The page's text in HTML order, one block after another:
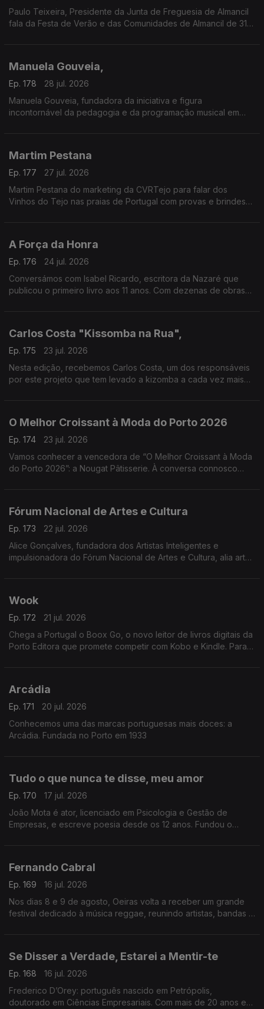
Paulo Teixeira, Presidente da Junta de Freguesia de Almancil
fala da Festa de Verão e das Comunidades de Almancil de 31
A entrada é gratuita e as portas abrem todos os dias às 18h00.
Manuela Gouveia,
Ep. 178
28 jul. 2026
Manuela Gouveia, fundadora da iniciativa e figura
incontornável da pedagogia e da programação musical em
referência nacional e internacional na formação e
apresentação pianística.
Martim Pestana
Ep. 177
27 jul. 2026
Martim Pestana do marketing da CVRTejo para falar dos
Vinhos do Tejo nas praias de Portugal com provas e brindes
A Força da Honra
Ep. 176
24 jul. 2026
Conversámos com Isabel Ricardo, escritora da Nazaré que
publicou o primeiro livro aos 11 anos. Com dezenas de obras
Carlos Costa "Kissomba na Rua",
Ep. 175
23 jul. 2026
Nesta edição, recebemos Carlos Costa, um dos responsáveis
por este projeto que tem levado a kizomba a cada vez mais
O Melhor Croissant à Moda do Porto 2026
Ep. 174
23 jul. 2026
Vamos conhecer a vencedora de “O Melhor Croissant à Moda
do Porto 2026”: a Nougat Pâtisserie. À conversa connosco
Fórum Nacional de Artes e Cultura
Ep. 173
22 jul. 2026
Alice Gonçalves, fundadora dos Artistas Inteligentes e
impulsionadora do Fórum Nacional de Artes e Cultura, alia arte,
Wook
Ep. 172
21 jul. 2026
Chega a Portugal o Boox Go, o novo leitor de livros digitais da
Porto Editora que promete competir com Kobo e Kindle. Para
Arcádia
Ep. 171
20 jul. 2026
Conhecemos uma das marcas portuguesas mais doces: a
Arcádia. Fundada no Porto em 1933
Tudo o que nunca te disse, meu amor
Ep. 170
17 jul. 2026
João Mota é ator, licenciado em Psicologia e Gestão de
Empresas, e escreve poesia desde os 12 anos. Fundou o
Fernando Cabral
Ep. 169
16 jul. 2026
Nos dias 8 e 9 de agosto, Oeiras volta a receber um grande
festival dedicado à música reggae, reunindo artistas, bandas e
Se Disser a Verdade, Estarei a Mentir-te
Ep. 168
16 jul. 2026
Frederico D’Orey: português nascido em Petrópolis,
doutorado em Ciências Empresariais. Com mais de 20 anos em